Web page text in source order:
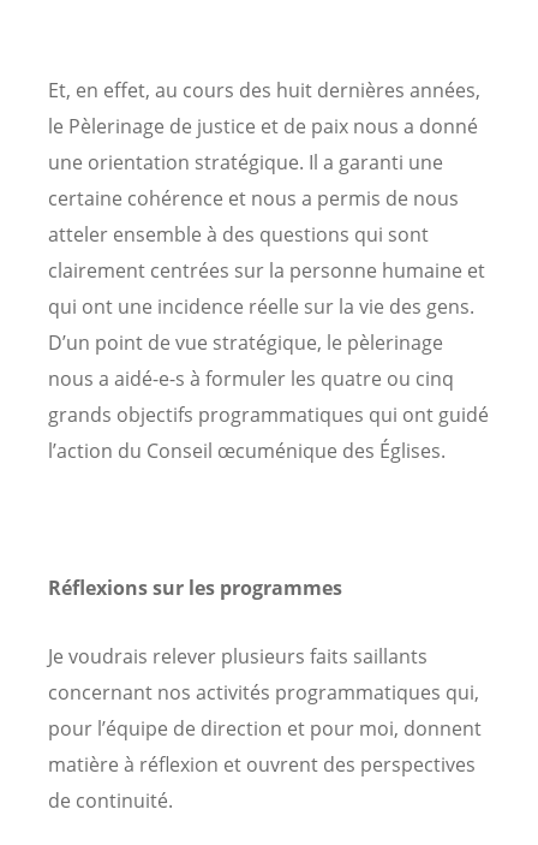
Et, en effet, au cours des huit dernières années,
le Pèlerinage de justice et de paix nous a donné
une orientation stratégique. Il a garanti une
certaine cohérence et nous a permis de nous
atteler ensemble à des questions qui sont
clairement centrées sur la personne humaine et
qui ont une incidence réelle sur la vie des gens.
D’un point de vue stratégique, le pèlerinage
nous a aidé-e-s à formuler les quatre ou cinq
grands objectifs programmatiques qui ont guidé
l’action du Conseil œcuménique des Églises.
Réflexions sur les programmes
Je voudrais relever plusieurs faits saillants
concernant nos activités programmatiques qui,
pour l’équipe de direction et pour moi, donnent
matière à réflexion et ouvrent des perspectives
de continuité.